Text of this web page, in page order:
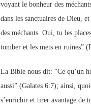
voyant le bonheur des
dans les sanctuaires de Dieu,
des méchants. Oui, tu les
tomber et les mets en ruines”
La Bible nous dit: “Ce qu’un
aussi” (Galates 6:7); ainsi,
s’enrichir et tirer avantage de